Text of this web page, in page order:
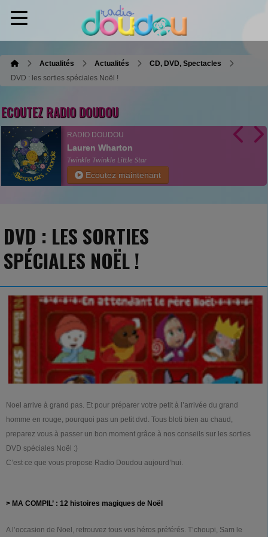
Actualités Actualités
CD, DVD, Spectacles
DVD : les sorties spéciales Noël !
ECOUTEZ RADIO DOUDOU
RADIO DOUDOU
Lauren Wharton
Twinkle Twinkle Little Star
Ecoutez maintenant
DVD : LES SORTIES
SPÉCIALES NOËL !
Noel arrive à grand pas. Et pour préparer votre petit à l’arrivée du grand
homme en rouge, pourquoi pas un petit dvd. Tous bloti bien au chaud,
preparez vous à passer un bon moment grâce à nos conseils sur les sorties
DVD spéciales Noël :)
C’est ce que vous propose Radio Doudou aujourd’hui.
> MA COMPIL’ : 12 histoires magiques de Noël
A l’occasion de Noel, retrouvez tous vos héros préférés. T’choupi, Sam le